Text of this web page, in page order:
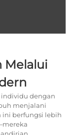
Melalui
individu dengan
menjalani
ini berfungsi lebih